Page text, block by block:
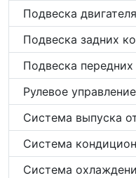
Подвеска
Подвеска задних
Подвеска передних
Рулевое управление
Система выпуска
Система
Система